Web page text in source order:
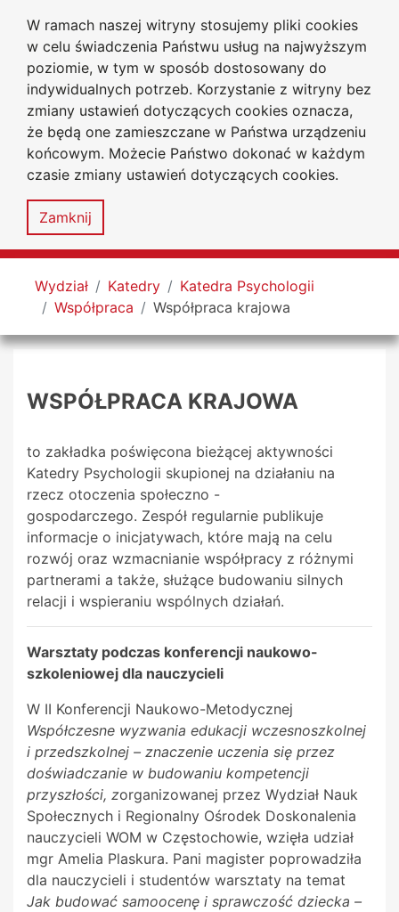
W ramach naszej witryny stosujemy pliki cookies
w celu świadczenia Państwu usług na najwyższym
poziomie, w tym w sposób dostosowany do
indywidualnych potrzeb. Korzystanie z witryny bez
zmiany ustawień dotyczących cookies oznacza,
że będą one zamieszczane w Państwa urządzeniu
końcowym. Możecie Państwo dokonać w każdym
czasie zmiany ustawień dotyczących cookies.
Zamknij
Przejdź do głównego menu
Przejdź do treści
Przejdź do wyszukiwarki
Przejdź do mapy serwisu
Uniwersytet
Jana Długosza
w Częstochowie
Wydział Nauk Społecznych
Deklaracja
Mapa
MENU
Tutaj jesteś
Wydział Katedry
Katedra Psychologii
Współpraca
Współpraca krajowa
WSPÓŁPRACA KRAJOWA
to zakładka poświęcona bieżącej aktywności
Katedry Psychologii skupionej na działaniu na
rzecz otoczenia społeczno -
gospodarczego. Zespół regularnie publikuje
informacje o inicjatywach, które mają na celu
rozwój oraz wzmacnianie współpracy z różnymi
partnerami a także, służące budowaniu silnych
relacji i wspieraniu wspólnych działań.
Warsztaty podczas konferencji naukowo-
szkoleniowej dla nauczycieli
W II Konferencji Naukowo-Metodycznej
Współczesne wyzwania edukacji wczesnoszkolnej
i przedszkolnej – znaczenie uczenia się przez
doświadczanie w budowaniu kompetencji
przyszłości, zorganizowanej przez Wydział Nauk
Społecznych i Regionalny Ośrodek Doskonalenia
nauczycieli WOM w Częstochowie, wzięła udział
mgr Amelia Plaskura. Pani magister poprowadziła
dla nauczycieli i studentów warsztaty na temat
Jak budować samoocenę i sprawczość dziecka –